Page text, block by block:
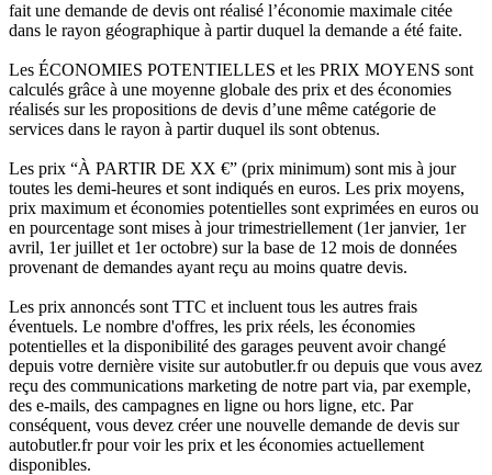
fait une demande de devis ont réalisé l’économie maximale citée
dans le rayon géographique à partir duquel la demande a été faite.
Les ÉCONOMIES POTENTIELLES et les PRIX MOYENS sont
calculés grâce à une moyenne globale des prix et des économies
réalisés sur les propositions de devis d’une même catégorie de
services dans le rayon à partir duquel ils sont obtenus.
Les prix “À PARTIR DE XX €” (prix minimum) sont mis à jour
toutes les demi-heures et sont indiqués en euros. Les prix moyens,
prix maximum et économies potentielles sont exprimées en euros ou
en pourcentage sont mises à jour trimestriellement (1er janvier, 1er
avril, 1er juillet et 1er octobre) sur la base de 12 mois de données
provenant de demandes ayant reçu au moins quatre devis.
Les prix annoncés sont TTC et incluent tous les autres frais
éventuels. Le nombre d'offres, les prix réels, les économies
potentielles et la disponibilité des garages peuvent avoir changé
depuis votre dernière visite sur autobutler.fr ou depuis que vous avez
reçu des communications marketing de notre part via, par exemple,
des e-mails, des campagnes en ligne ou hors ligne, etc. Par
conséquent, vous devez créer une nouvelle demande de devis sur
autobutler.fr pour voir les prix et les économies actuellement
disponibles.